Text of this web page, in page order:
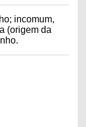
incomum,
(origem da